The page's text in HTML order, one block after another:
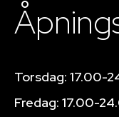
Torsdag: 17.00-
Fredag: 17.00-